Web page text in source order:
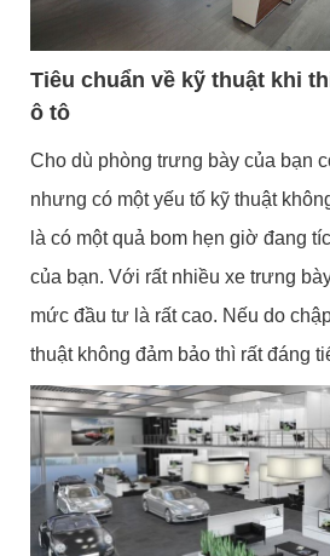
Tiêu chuẩn về kỹ thuật khi
ô tô
Cho dù phòng trưng bày của bạn
nhưng có một yếu tố kỹ thuật
là có một quả bom hẹn giờ đang
của bạn. Với rất nhiều xe trưng
mức đầu tư là rất cao. Nếu do
thuật không đảm bảo thì rất đáng